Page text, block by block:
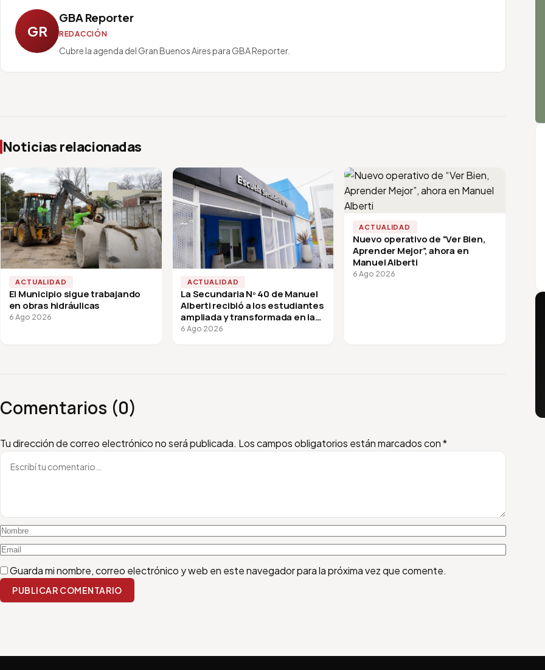
GR
GBA Reporter
REDACCIÓN
Cubre la agenda del Gran Buenos Aires para GBA Reporter.
Noticias relacionadas
ACTUALIDAD
El Municipio sigue trabajando
en obras hidráulicas
6 Ago 2026
ACTUALIDAD
La Secundaria Nº 40 de Manuel
Alberti recibió a los estudiantes
ampliada y transformada en la
vuelta a clases
6 Ago 2026
ACTUALIDAD
Nuevo operativo de “Ver Bien,
Aprender Mejor”, ahora en
Manuel Alberti
6 Ago 2026
Comentarios (0)
Tu dirección de correo electrónico no será publicada. Los campos obligatorios están marcados con*
Escribí tu comentario
Nombre
Email
Guarda mi nombre, correo electrónico y web en este navegador para la próxima vez que comente.
PUBLICAR COMENTARIO